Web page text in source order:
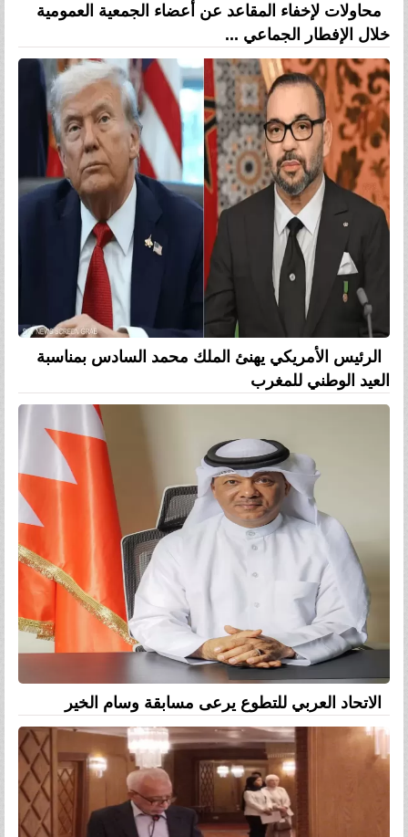
محاولات لإخفاء المقاعد عن أعضاء الجمعية العمومية
خلال الإفطار الجماعي ...
الرئيس الأمريكي يهنئ الملك محمد السادس بمناسبة
العيد الوطني للمغرب
الاتحاد العربي للتطوع يرعى مسابقة وسام الخير